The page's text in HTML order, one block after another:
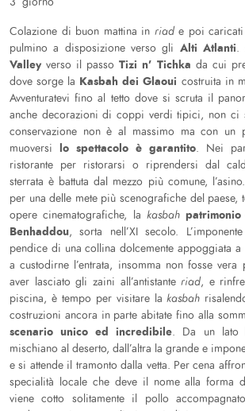
Colazione di buon mattina in riade poi
pulmino a disposizione verso gli Alti Atlanti.
Valley verso il passo Tizi n’ Tichka da cui
dove sorge la Kasbah dei Glaoui costruita in
Avventuratevi fino al tetto dove si scruta il
anche decorazioni di coppi verdi tipici, non ci
conservazione non è al massimo ma con un
muoversi lo spettacolo è garantito. Nei
ristorante per ristorarsi o riprendersi dal
sterrata è battuta dal mezzo più comune,
per una delle mete più scenografiche del
opere cinematografiche, la kasbahpatrimonio
Benhaddou, sorta nell’XI secolo.
pendice di una collina dolcemente appoggiata
a custodirne l’entrata, insomma non fosse
aver lasciato gli zaini all’antistanteriad, e
piscina, è tempo per visitare lakasbah
costruzioni ancora in parte abitate fino alla
scenario unico ed incredibile. Da un lato
mischiano al deserto, dall’altra la grande e
e si attende il tramonto dalla vetta. Per cena
specialità locale che deve il nome alla forma
viene cotto solitamente il pollo